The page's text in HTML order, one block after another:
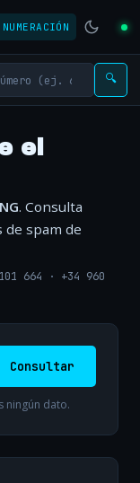
NUMERACIÓN
🔍
el
. Consulta
spam de
664 · +34 960
Consultar
ningún dato.